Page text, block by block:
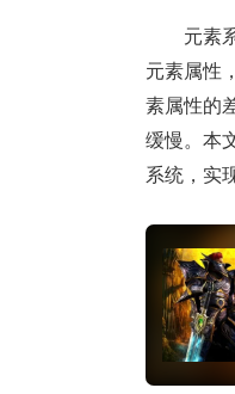
元素
元素属性
素属性的
缓慢。本
系统，实